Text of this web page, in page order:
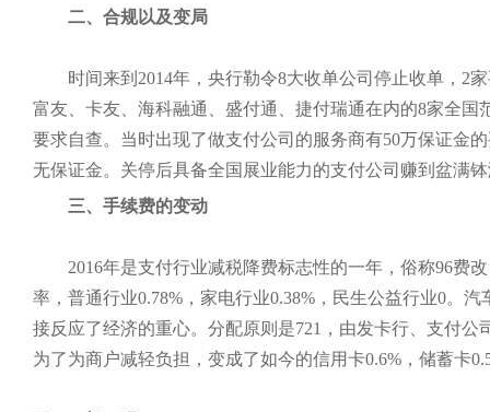
二、合规以及变局
时间来到2014年，央行勒令8大收单公司停止收单，2
富友、卡友、海科融通、盛付通、捷付瑞通在内的8家全
要求自查。当时出现了做支付公司的服务商有50万保证金
无保证金。关停后具备全国展业能力的支付公司赚到盆满
三、手续费的变动
2016年是支付行业减税降费标志性的一年，俗称96费改
率，普通行业0.78%，家电行业0.38%，民生公益行业0。
接反应了经济的重心。分配原则是721，由发卡行、支付
为了为商户减轻负担，变成了如今的信用卡0.6%，储蓄卡